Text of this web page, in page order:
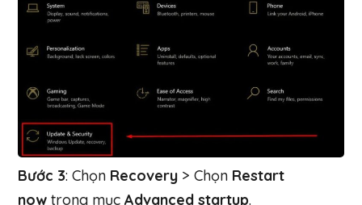
Bước 3: Chọn Recovery > Chọn Restart
now trong mục Advanced startup.